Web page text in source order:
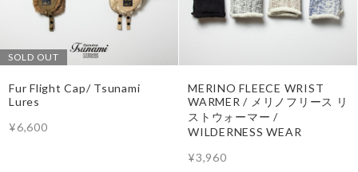
SOLD OUT
Fur Flight Cap/ Tsunami
Lures
¥6,600
MERINO FLEECE WRIST
WARMER / メリノフリース リ
ストウォーマー /
WILDERNESS WEAR
¥3,960